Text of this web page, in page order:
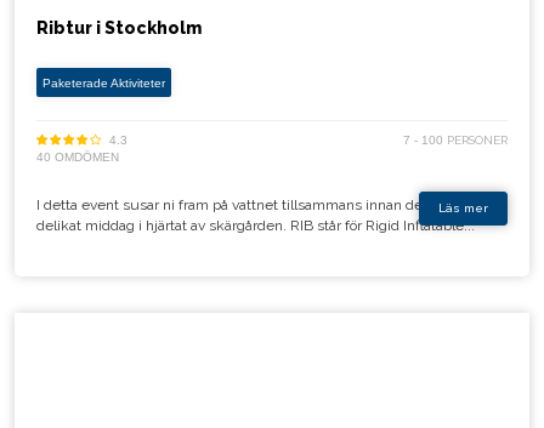
Ribtur i Stockholm
Paketerade Aktiviteter
4.3 7 - 100 PERSONER
40 OMDÖMEN
I detta event susar ni fram på vattnet tillsammans innan det vankas en
delikat middag i hjärtat av skärgården. RIB står för Rigid Inflatable...
Läs mer